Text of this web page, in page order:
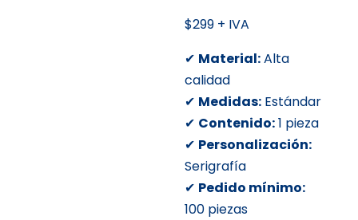
$299 + IVA
✔ Material:Alta
calidad
✔ Medidas: Estándar
✔ Contenido:1 pieza
✔ Personalización:
Serigrafía
✔ Pedido mínimo:
100 piezas